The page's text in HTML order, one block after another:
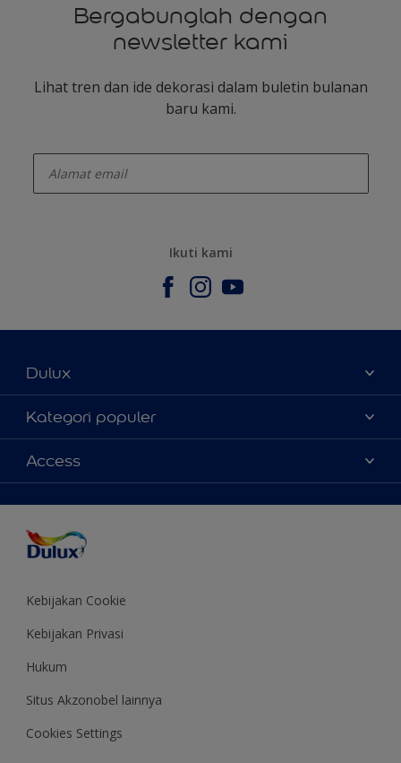
Bergabunglah dengan
newsletter kami
Lihat tren dan ide dekorasi dalam buletin bulanan
baru kami.
Ikuti kami
Dulux
Tentang Kami
Contact us
Temukan toko
Kategori populer
Warna
Produk
Inspirasi
Saran Mendekorasi
Colour of the Year
Access
Kebijakan Cookie
Kebijakan Privasi
Hukum
Situs Akzonobel lainnya
Cookies Settings